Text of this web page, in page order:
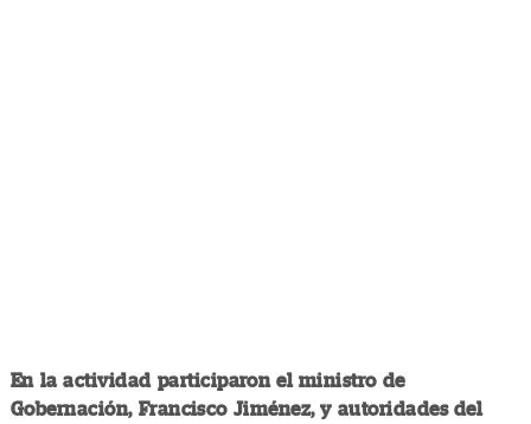
En la actividad participaron el ministro de
Gobernación, Francisco Jiménez, y autoridades del